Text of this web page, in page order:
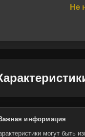
Не
информация
могут быть